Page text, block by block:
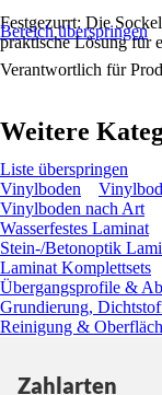
Festgezurrt: Die
praktische Lösung für
Bereich überspringen
Verantwortlich für
Weitere
Liste überspringen
Vinylboden
Vinylboden nach Art
Wasserfestes Laminat
Stein-/Betonoptik
Laminat Komplettsets
Übergangsprofile &
Grundierung,
Reinigung &
Zahlarten